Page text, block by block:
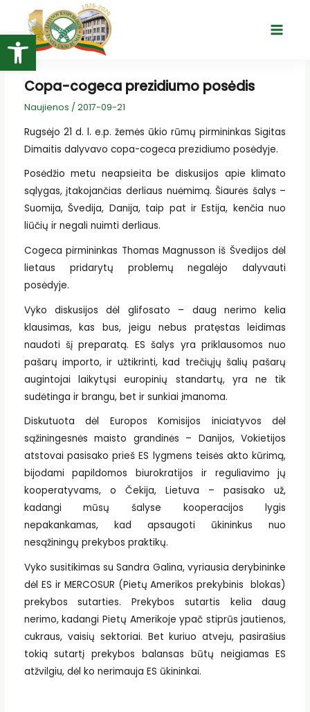
Open toolbar
turinio
Main
Copa-cogeca prezidiumo posėdis
Naujienos / 2017-09-21
Rugsėjo 21 d. l. e.p. žemės ūkio rūmų pirmininkas Sigitas
Dimaitis dalyvavo copa-cogeca prezidiumo posėdyje.
Posėdžio metu neapsieita be diskusijos apie klimato
sąlygas, įtakojančias derliaus nuėmimą. Šiaurės šalys –
Suomija, Švedija, Danija, taip pat ir Estija, kenčia nuo
liūčių ir negali nuimti derliaus.
Cogeca pirmininkas Thomas Magnusson iš Švedijos dėl
lietaus pridarytų problemų negalėjo dalyvauti
posėdyje.
Vyko diskusijos dėl glifosato – daug nerimo kelia
klausimas, kas bus, jeigu nebus pratęstas leidimas
naudoti šį preparatą. ES šalys yra priklausomos nuo
pašarų importo, ir užtikrinti, kad trečiųjų šalių pašarų
augintojai laikytųsi europinių standartų, yra ne tik
sudėtinga ir brangu, bet ir sunkiai įmanoma.
Diskutuota dėl Europos Komisijos iniciatyvos dėl
sąžiningesnės maisto grandinės – Danijos, Vokietijos
atstovai pasisako prieš ES lygmens teisės akto kūrimą,
bijodami papildomos biurokratijos ir reguliavimo jų
kooperatyvams, o Čekija, Lietuva – pasisako už,
kadangi mūsų šalyse kooperacijos lygis
nepakankamas, kad apsaugoti ūkininkus nuo
nesąžiningų prekybos praktikų.
Vyko susitikimas su Sandra Galina, vyriausia derybininke
dėl ES ir MERCOSUR (Pietų Amerikos prekybinis blokas)
prekybos sutarties. Prekybos sutartis kelia daug
nerimo, kadangi Pietų Amerikoje ypač stiprūs jautienos,
cukraus, vaisių sektoriai. Bet kuriuo atveju, pasirašius
tokią sutartį prekybos balansas būtų neigiamas ES
atžvilgiu, dėl ko nerimauja ES ūkininkai.